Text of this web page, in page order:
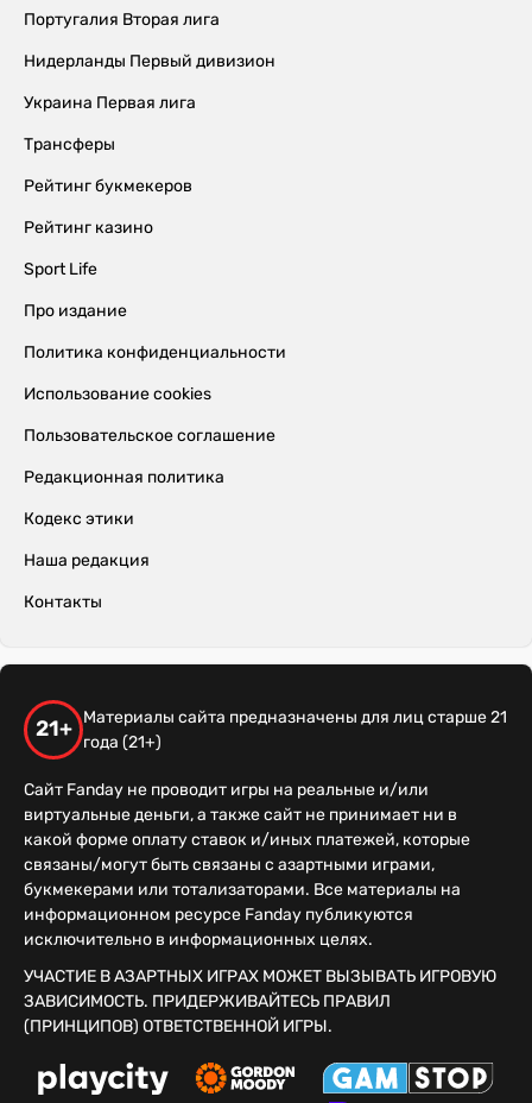
Португалия Вторая лига
Нидерланды Первый дивизион
Украина Первая лига
Трансферы
Рейтинг букмекеров
Рейтинг казино
Sport Life
Про издание
Политика конфиденциальности
Использование cookies
Пользовательское соглашение
Редакционная политика
Кодекс этики
Наша редакция
Контакты
21+
Материалы сайта предназначены для лиц старше 21
года (21+)
Сайт Fanday не проводит игры на реальные и/или
виртуальные деньги, а также сайт не принимает ни в
какой форме оплату ставок и/иных платежей, которые
связаны/могут быть связаны с азартными играми,
букмекерами или тотализаторами. Все материалы на
информационном ресурсе Fanday публикуются
исключительно в информационных целях.
УЧАСТИЕ В АЗАРТНЫХ ИГРАХ МОЖЕТ ВЫЗЫВАТЬ ИГРОВУЮ
ЗАВИСИМОСТЬ. ПРИДЕРЖИВАЙТЕСЬ ПРАВИЛ
(ПРИНЦИПОВ) ОТВЕТСТВЕННОЙ ИГРЫ.